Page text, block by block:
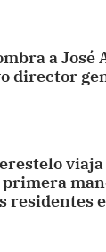
a José
director
residentes